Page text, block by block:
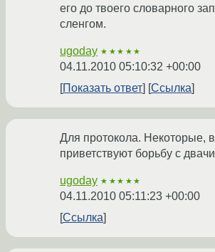
его до твоего словарного
сленгом.
ugoday ★★★★★
04.11.2010 05:10:32 +00:00
Показать ответ
Ссылка
Для протокола. Некоторые, в
приветствуют борьбу с
ugoday ★★★★★
04.11.2010 05:11:23 +00:00
Ссылка